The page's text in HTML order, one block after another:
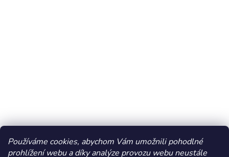
Používáme cookies, abychom Vám umožnili pohodlné
prohlížení webu a díky analýze provozu webu neustále